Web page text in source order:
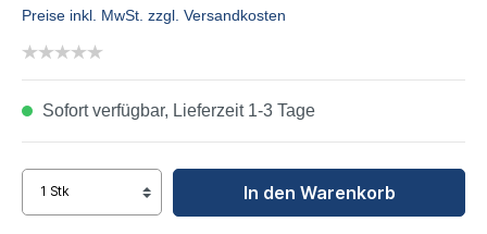
Preise inkl. MwSt. zzgl. Versandkosten
Sofort verfügbar, Lieferzeit 1-3 Tage
In den Warenkorb